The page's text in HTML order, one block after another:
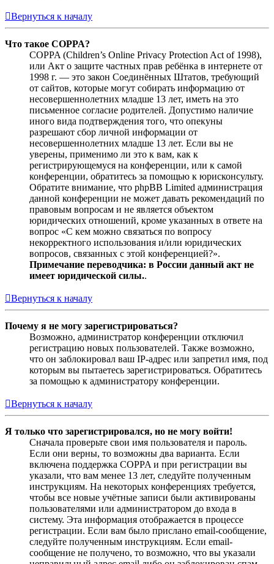
Вернуться к началу
Что такое COPPA?
COPPA (Children’s Online Privacy Protection Act of 1998),
или Акт о защите частных прав ребёнка в интернете от
1998 г. — это закон Соединённых Штатов, требующий
от сайтов, которые могут собирать информацию от
несовершеннолетних младше 13 лет, иметь на это
письменное согласие родителей. Допустимо наличие
иного вида подтверждения того, что опекуны
разрешают сбор личной информации от
несовершеннолетних младше 13 лет. Если вы не
уверены, применимо ли это к вам, как к
регистрирующемуся на конференции, или к самой
конференции, обратитесь за помощью к юрисконсульту.
Обратите внимание, что phpBB Limited администрация
данной конференции не может давать рекомендаций по
правовым вопросам и не является объектом
юридических отношений, кроме указанных в ответе на
вопрос «С кем можно связаться по вопросу
некорректного использования и/или юридических
вопросов, связанных с этой конференцией?».
Примечание переводчика: в России данный акт не
имеет юридической силы..
Вернуться к началу
Почему я не могу зарегистрироваться?
Возможно, администратор конференции отключил
регистрацию новых пользователей. Также возможно,
что он заблокировал ваш IP-адрес или запретил имя, под
которым вы пытаетесь зарегистрироваться. Обратитесь
за помощью к администратору конференции.
Вернуться к началу
Я только что зарегистрировался, но не могу войти!
Сначала проверьте свои имя пользователя и пароль.
Если они верны, то возможны два варианта. Если
включена поддержка COPPA и при регистрации вы
указали, что вам менее 13 лет, следуйте полученным
инструкциям. На некоторых конференциях требуется,
чтобы все новые учётные записи были активированы
пользователями или администратором до входа в
систему. Эта информация отображается в процессе
регистрации. Если вам было прислано email-сообщение,
следуйте полученным инструкциям. Если email-
сообщение не получено, то возможно, что вы указали